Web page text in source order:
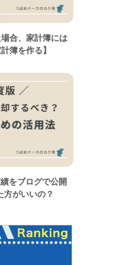
合、家計簿には
簿を作る】
をブログで公開
がいいの？